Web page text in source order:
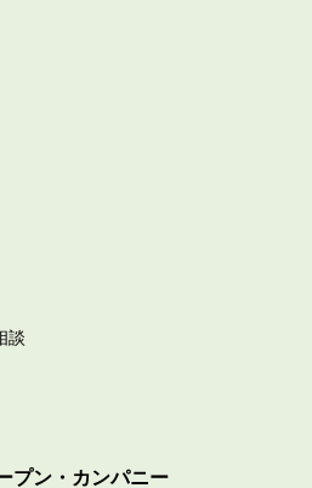
談
プン・カンパニー